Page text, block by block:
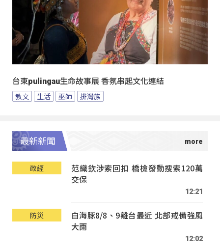
台東pulingau生命故事展 香氛串起文化連結
教文 生活 巫師 排灣族
最新新聞
政經
范織欽涉索回扣 橋檢發動搜索120萬
交保
12:21
防災
白海豚8/8、9離台最近 北部戒備強風
大雨
12:02